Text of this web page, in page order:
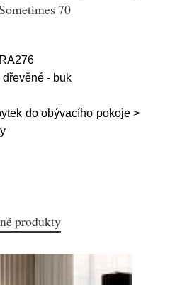
70
dřevěné - buk
do obývacího pokoje >
produkty